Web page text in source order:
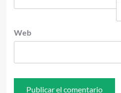
Web